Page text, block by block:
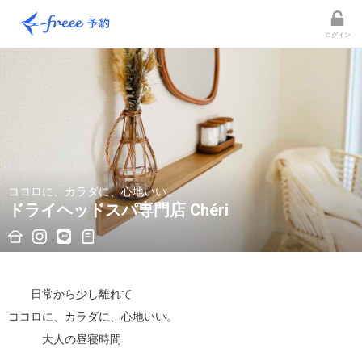
ログイン
ココロに、カラダに、心地いい。
ドライヘッドスパ専門店 Chéri
日常から少し離れて
ココロに、カラダに、心地いい。
大人の昼寝時間